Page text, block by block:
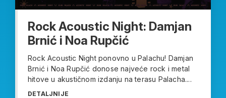
Rock Acoustic Night: Damjan
Brnić i Noa Rupčić
Rock Acoustic Night ponovno u Palachu! Damjan
Brnić i Noa Rupčić donose najveće rock i metal
hitove u akustičnom izdanju na terasu Palacha....
DETALJNIJE